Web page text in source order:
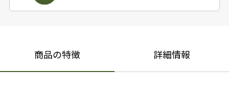
商品の特徴 詳細情報